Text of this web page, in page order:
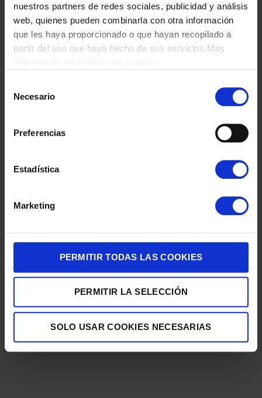
nuestros partners de redes sociales, publicidad y análisis
web, quienes pueden combinarla con otra información
que les haya proporcionado o que hayan recopilado a
partir del uso que haya hecho de sus servicios.Mas
Necesario
Preferencias
Estadística
Marketing
PERMITIR TODAS LAS COOKIES
PERMITIR LA SELECCIÓN
SOLO USAR COOKIES NECESARIAS
B¡CUBIERTOS 6 PROGRAMAS
349,00€